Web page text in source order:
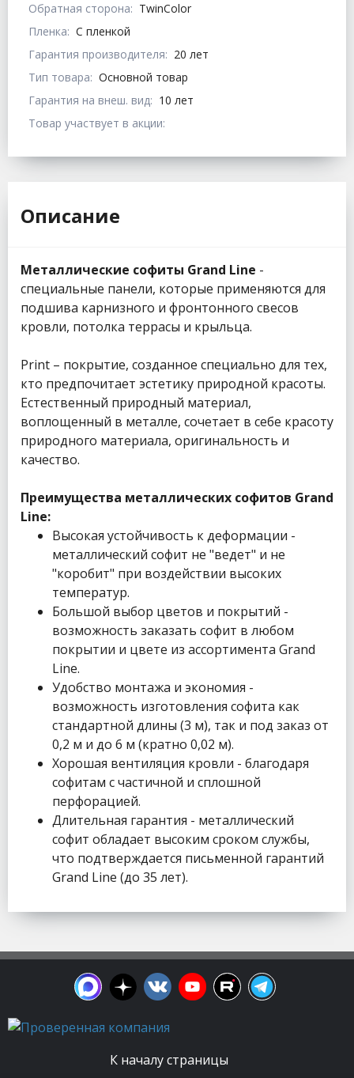
Обратная сторона: TwinColor
Пленка: С пленкой
Гарантия производителя: 20 лет
Тип товара: Основной товар
Гарантия на внеш. вид: 10 лет
Товар участвует в акции:
Описание
Металлические софиты Grand Line -
специальные панели, которые применяются для
подшива карнизного и фронтонного свесов
кровли, потолка террасы и крыльца.
Print – покрытие, созданное специально для тех,
кто предпочитает эстетику природной красоты.
Естественный природный материал,
воплощенный в металле, сочетает в себе красоту
природного материала, оригинальность и
качество.
Преимущества металлических софитов Grand
Line:
Высокая устойчивость к деформации -
металлический софит не "ведет" и не
"коробит" при воздействии высоких
температур.
Большой выбор цветов и покрытий -
возможность заказать софит в любом
покрытии и цвете из ассортимента Grand
Line.
Удобство монтажа и экономия -
возможность изготовления софита как
стандартной длины (3 м), так и под заказ от
0,2 м и до 6 м (кратно 0,02 м).
Хорошая вентиляция кровли - благодаря
софитам с частичной и сплошной
перфорацией.
Длительная гарантия - металлический
софит обладает высоким сроком службы,
что подтверждается письменной гарантий
Grand Line (до 35 лет).
К началу страницы